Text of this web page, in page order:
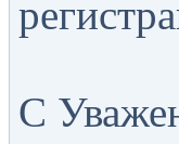
С